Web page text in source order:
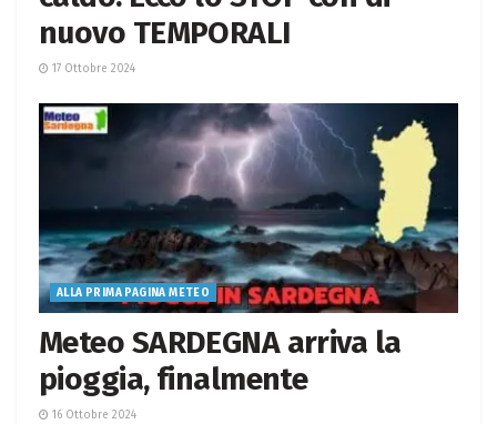
nuovo TEMPORALI
17 Ottobre 2024
ALLA PRIMA PAGINA METEO
Meteo SARDEGNA arriva la
pioggia, finalmente
16 Ottobre 2024